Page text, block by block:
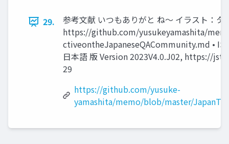
29.
参考文献 いつもありがと ね〜 イラスト：タ
https://github.com/yusukeyamashita/
ctiveontheJapaneseQACommunity.md •
日本語 版 Version 2023V4.0.J02, https://
29
https://github.com/yusuke-
yamashita/memo/blob/master/